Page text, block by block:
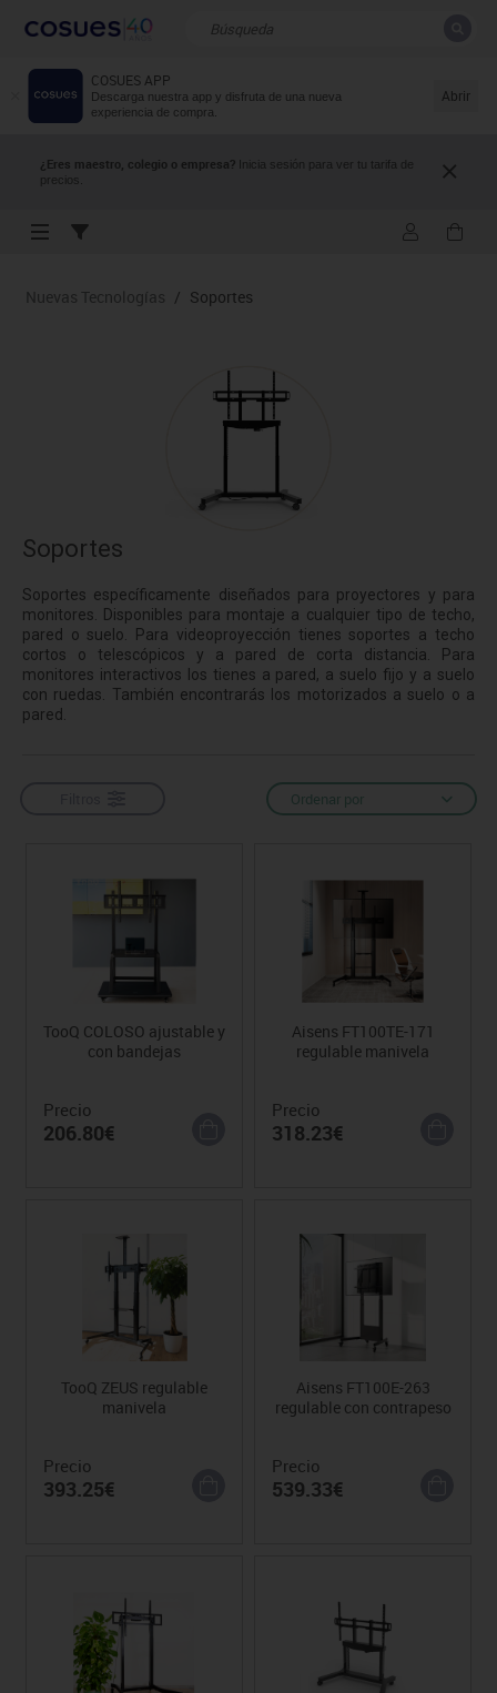
COSUES APP
Descarga nuestra app y disfruta de una nueva
experiencia de compra.
Abrir
¿Eres maestro, colegio o empresa? Inicia sesión para ver tu tarifa de
precios.
Resultados de la búsqueda
Nuevas Tecnologías / Soportes
Soportes
Soportes específicamente diseñados para proyectores y para
monitores. Disponibles para montaje a cualquier tipo de techo,
pared o suelo. Para videoproyección tienes soportes a techo
cortos o telescópicos y a pared de corta distancia. Para
monitores interactivos los tienes a pared, a suelo fijo y a suelo
con ruedas. También encontrarás los motorizados a suelo o a
pared.
Ordenar por
TooQ COLOSO ajustable y
con bandejas
Precio
206.80€
Aisens FT100TE-171
regulable manivela
Precio
318.23€
TooQ ZEUS regulable
manivela
Precio
393.25€
Aisens FT100E-263
regulable con contrapeso
Precio
539.33€